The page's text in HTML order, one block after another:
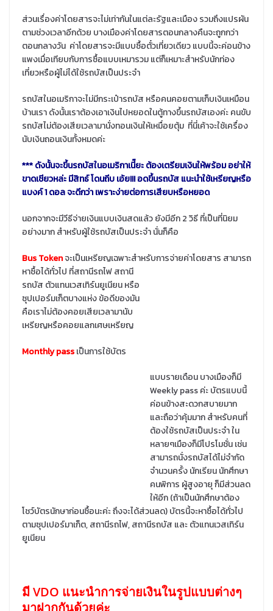
ส่วนเรื่องค่าโดยสารจะไม่เท่ากันในแต่ละรัฐและเมือง รวมถึงแปรผัน
ตามช่วงเวลาอีกด้วย บางเมืองค่าโดยสารตอนกลางคืนจะถูกกว่า
ตอนกลางวัน ค่าโดยสารจะมีแบบซื้อตั๋วเที่ยวเดียว แบบนี้จะค่อนข้าง
แพงเมื่อเทียบกับการซื้อแบบเหมารวม แต่ก็เหมาะสำหรับนักท่อง
เที่ยวหรือผู้ไม่ได้ใช้รถบัสเป็นประจำ
รถบัสในอเมริกาจะไม่มีกระเป๋ารถบัส หรือคนคอยตามเก็บเงินเหมือน
บ้านเรา ดังนั้นเราต้องเอาเงินไปหยอดในตู้ทางขึ้นรถบัสเองค่ะ คนขับ
รถบัสไม่ต้องเสียเวลามานั่งทอนเงินให้เหมื่อยตุ้ม ที่นี่เค้าจะใช้เครื่อง
นับเงินถอนเงินทั้งหมดค่ะ
*** ดังนั้นจะขึ้นรถบัสในอเมริกาเนี๊ยะ ต้องเตรียมเงินให้พร้อม อย่าให้
ขาดเชียวหล่ะ มีสิทธ์ โดนถีบ เอ้ย!!! อดขึ้นรถบัส แนะนำใช้เหรียญหรือ
แบงค์ 1 ดอล จะดีกว่า เพราะง่ายต่อการเสียบหรือหยอด
นอกจากจะมีวีธีจ่ายเงินแบบเงินสดแล้ว ยังมีอีก 2 วิธี ที่เป็นที่นิยม
อย่างมาก สำหรับผู้ใช้รถบัสเป็นประจำ นั่นก็คือ
Bus Tokenจะเป็นเหรียญเฉพาะสำหรับการจ่ายค่าโดยสาร สามารถ
หาซื้อได้ทั่วไป ที่สถานีรถไฟ สถานี
รถบัส ตัวแทนเวสเทิร์นยูเนียน หรือ
ซุปเปอร์มเก็ตบางแห่ง ข้อดีของมัน
คือเราไม่ต้องคอยเสียเวลามานับ
เหรียญหรือคอยแลกเศษเหรียญ
Monthly passเป็นการใช้บัตร
แบบรายเดือน บางเมืองก็มี
Weekly pass ค่ะ บัตรแบบนี้
ค่อนข้างสะดวกสบายมาก
และถือว่าคุ้มมาก สำหรับคนที่
ต้องใช้รถบัสเป็นประจำ ใน
หลายๆเมืองก็มีโปรโมชั่น เช่น
สามารถนั่งรถบัสได้ไม่จำกัด
จำนวนครั้ง นักเรียน นักศึกษา
คนพิการ ผู้สูงอายุ ก็มีส่วนลด
ให้อีก (ถ้าเป็นนักศึกษาต้อง
โชว์บัตรนักษาก่อนซื้อนะค่ะ ถึงจะได้ส่วนลด) บัตรนี้จะหาซื้อได้ทั่วไป
ตามซุปเปอร์มาเก็ต, สถานีรถไฟ, สถานีรถบัส และ ตัวแทนเวสเทิร์น
ยูเนียน
มี VDO แนะนำการจ่ายเงินในรูปแบบต่างๆ
มาฝากกันด้วยค่ะ